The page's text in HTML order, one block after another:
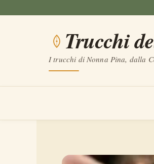
contenuto
Trucchi
I trucchi di Nonna Pina, dalla